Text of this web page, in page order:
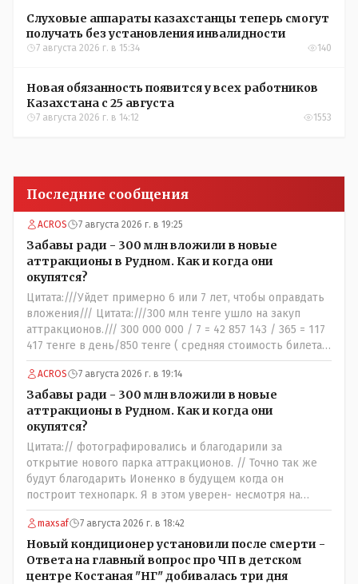
Слуховые аппараты казахстанцы теперь смогут
получать без установления инвалидности
7 августа 2026 г. в 15:34 140
Новая обязанность появится у всех работников
Казахстана с 25 августа
7 августа 2026 г. в 14:12 1553
Последние сообщения
ACROS 7 августа 2026 г. в 19:25
Забавы ради - 300 млн вложили в новые
аттракционы в Рудном. Как и когда они
окупятся?
Цитата:///Уйдет примерно 6 или 7 лет, чтобы оправдать
вложения/// Цитата:///300 млн тенге ушло на закуп
аттракционов./// 300 000 000 / 7 = 42 857 143 / 365 = 117
417 тенге в день/850 тенге ( средняя стоимость билета)
- 138 человек в день - такая должна быть средняя
минимальная ежедневная посещаемость этих
атракционов и только лишь для того что бы "отбить"
стоимость оборудования, прибавьте сюда ещё :-
зарплата персонала, налоги, амортизация оборудования,
его техобслуживание, покупка запчастей,
электроэнергия, накладные и другие непредвиденные
расходы. И это не отнимая морозные дни, непогоду и
прочие нерабочие дни.
ACROS 7 августа 2026 г. в 19:14
Забавы ради - 300 млн вложили в новые
аттракционы в Рудном. Как и когда они
окупятся?
Цитата:// фотографировались и благодарили за
открытие нового парка аттракционов. // Точно так же
будут благодарить Ионенко в будущем когда он
построит технопарк. Я в этом уверен- несмотря на
усилия некоего блогера и 50 примкнувших к нему кучки
рудненских манкуртов. По традиции нашего пенсионера
завершу свой комент строками из советской песни:
"...это наша с тобою страна- это наша с тобой
биография...."
maxsaf 7 августа 2026 г. в 18:42
Новый кондиционер установили после смерти -
Ответа на главный вопрос про ЧП в детском
центре Костаная "НГ" добивалась три дня